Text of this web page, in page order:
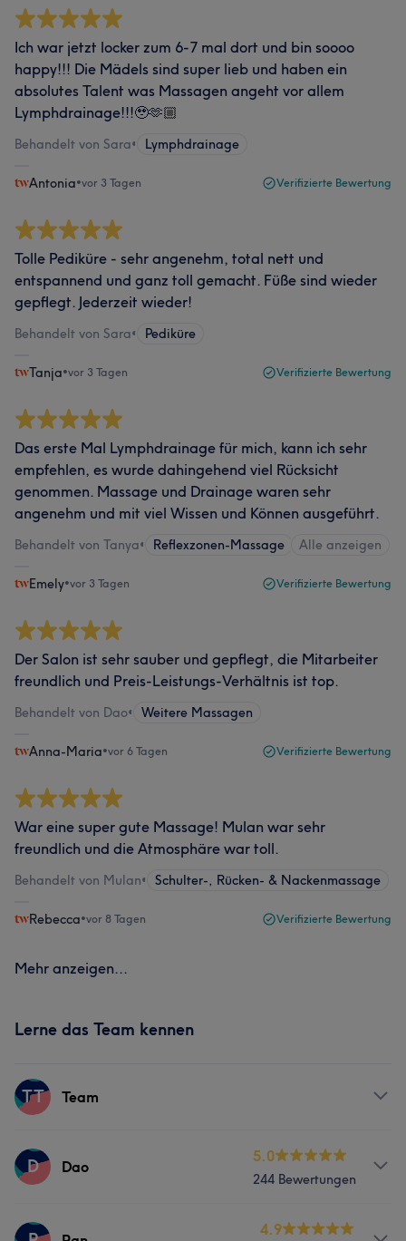
Ich war jetzt locker zum 6-7 mal dort und bin soooo
happy!!! Die Mädels sind super lieb und haben ein
absolutes Talent was Massagen angeht vor allem
Lymphdrainage!!!🥹🫶🏼
Behandelt von Sara• Lymphdrainage
Antonia•vor 3 Tagen Verifizierte Bewertung
Tolle Pediküre - sehr angenehm, total nett und
entspannend und ganz toll gemacht. Füße sind wieder
gepflegt. Jederzeit wieder!
Behandelt von Sara• Pediküre
Tanja•vor 3 Tagen Verifizierte Bewertung
Das erste Mal Lymphdrainage für mich, kann ich sehr
empfehlen, es wurde dahingehend viel Rücksicht
genommen. Massage und Drainage waren sehr
angenehm und mit viel Wissen und Können ausgeführt.
Behandelt von Tanya• Reflexzonen-Massage Alle anzeigen
Emely•vor 3 Tagen Verifizierte Bewertung
Der Salon ist sehr sauber und gepflegt, die Mitarbeiter
freundlich und Preis-Leistungs-Verhältnis ist top.
Behandelt von Dao• Weitere Massagen
Anna-Maria•vor 6 Tagen Verifizierte Bewertung
War eine super gute Massage! Mulan war sehr
freundlich und die Atmosphäre war toll.
Behandelt von Mulan• Schulter-, Rücken- & Nackenmassage
Rebecca•vor 8 Tagen Verifizierte Bewertung
Mehr anzeigen...
Lerne das Team kennen
TT Team
Services
D Dao
5.0
244 Bewertungen
Services 4.9